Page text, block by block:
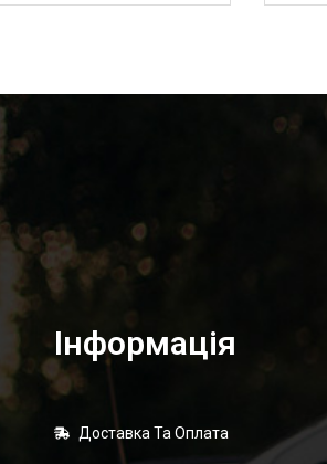
Інформація
Доставка Та Оплата